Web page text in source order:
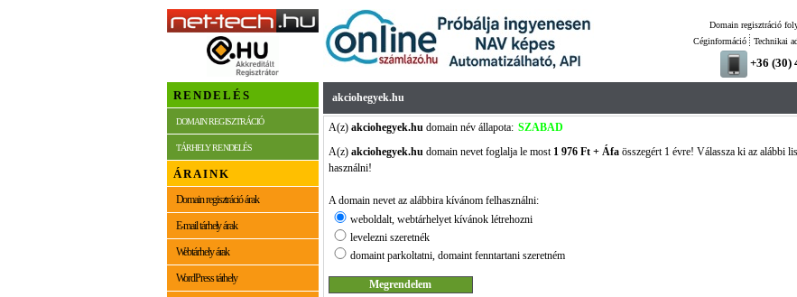
Domain regisztráció
Technikai
Céginformáció
+36 (30)
RENDELÉS
DOMAIN REGISZTRÁCIÓ
TÁRHELY RENDELÉS
ÁRAINK
Domain regisztráció árak
E-mail tárhely árak
Webtárhely árak
WordPress tárhely
akciohegyek.hu
A(z) akciohegyek.hudomain név állapota: SZABAD
A(z) akciohegyek.hudomain nevet foglalja le most 1 976 Ft + Áfaösszegért 1 évre! Válassza ki az alábbi
használni!
A domain nevet az alábbira kívánom felhasználni:
weboldalt, webtárhelyet kívánok létrehozni
levelezni szeretnék
domaint parkoltatni, domaint fenntartani szeretném